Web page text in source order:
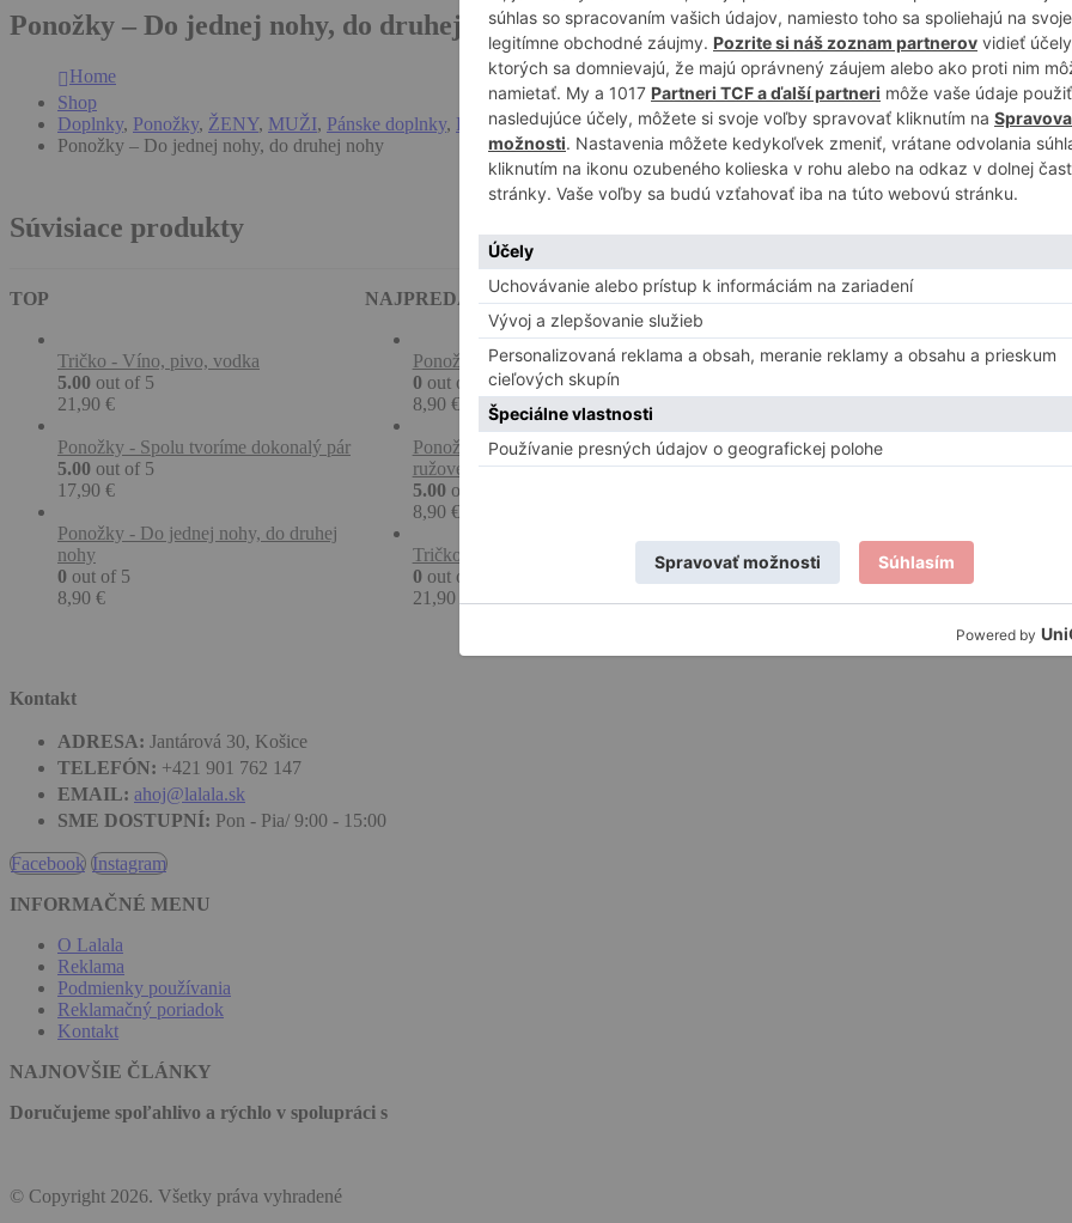
Ponožky – Do jednej nohy, do druhej nohy
Home
Shop
Doplnky, Ponožky, ŽENY, MUŽI, Pánske doplnky, Ponožky
Ponožky – Do jednej nohy, do druhej nohy
Súvisiace produkty
TOP
Tričko - Víno, pivo, vodka
5.00 out of 5
21,90 €
Ponožky - Spolu tvoríme dokonalý pár
5.00 out of 5
17,90 €
Ponožky - Do jednej nohy, do druhej
nohy
0 out of 5
8,90 €
NAJPREDÁVANEJŠIE
Ponožky - Prines mi víno a povedz, že som krásna
0out of 5
8,90 €
Ponožky - Prines mi víno a povedz, že som krásna -
ružové
5.00out of 5
8,90 €
Tričko - mám dobré srdce - čierne
0out of 5
21,90
NOVINKY
Ponožky - Diamant
5.00out of 5
tvary
Kontakt
ADRESA: Jantárová 30, Košice
TELEFÓN: +421 901 762 147
EMAIL: ahoj@lalala.sk
SME DOSTUPNÍ: Pon - Pia/ 9:00 - 15:00
Facebook Instagram
INFORMAČNÉ MENU
O Lalala
Reklama
Podmienky používania
Reklamačný poriadok
Kontakt
NAJNOVŠIE ČLÁNKY
Doručujeme spoľahlivo a rýchlo v spolupráci s
© Copyright 2026. Všetky práva vyhradené